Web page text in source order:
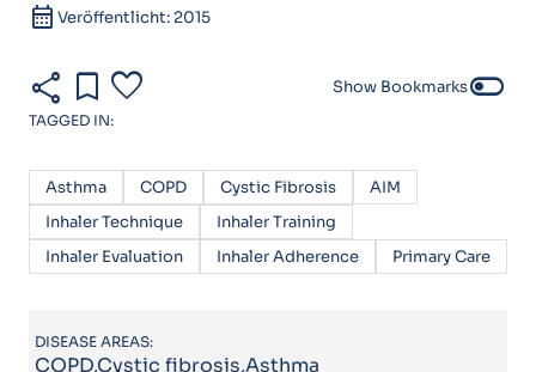
calendar_month Veröffentlicht: 2015
share bookmark favorite Show Bookmarkstoggle_off
TAGGED IN:
Asthma COPD Cystic Fibrosis
AIM
Inhaler Technique
Inhaler Training
Inhaler Evaluation
Inhaler Adherence Primary Care
DISEASE AREAS:
COPD,Cystic fibrosis,Asthma